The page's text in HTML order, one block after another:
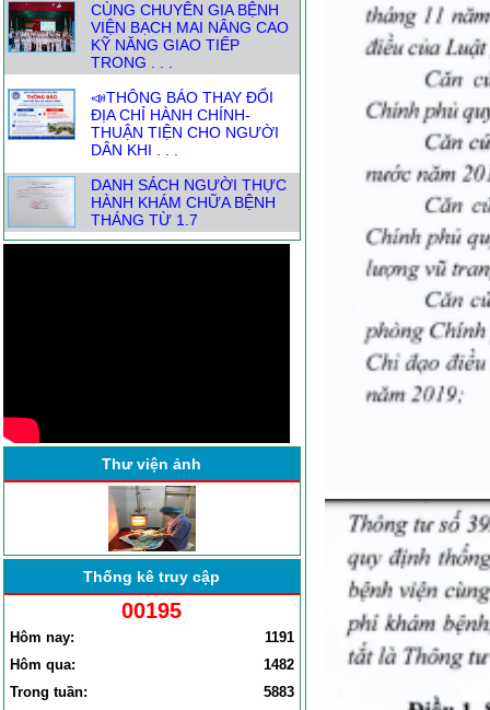
CÙNG CHUYÊN GIA BỆNH
VIỆN BẠCH MAI NÂNG CAO
KỸ NĂNG GIAO TIẾP
TRONG . . .
📣THÔNG BÁO THAY ĐỔI
ĐỊA CHỈ HÀNH CHÍNH-
THUẬN TIỆN CHO NGƯỜI
DÂN KHI . . .
DANH SÁCH NGƯỜI THỰC
HÀNH KHÁM CHỮA BỆNH
THÁNG TỪ 1.7
Thư viện ảnh
Thống kê truy cập
00195
Hôm nay:
1191
Hôm qua:
1482
Trong tuần:
5883